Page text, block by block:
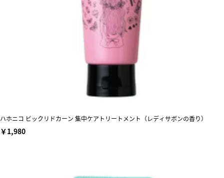
ハホニコ ビックリドカーン 集中ケアトリートメント（レディサボンの香り）
￥1,980